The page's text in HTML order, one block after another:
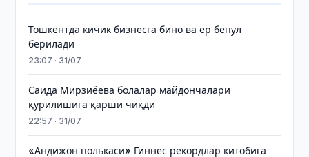
Тошкентда кичик бизнесга бино ва ер бепул
берилади
23:07 · 31/07
Саида Мирзиёева болалар майдончалари
қурилишига қарши чиқди
22:57 · 31/07
«Андижон полькаси» Гиннес рекордлар китобига